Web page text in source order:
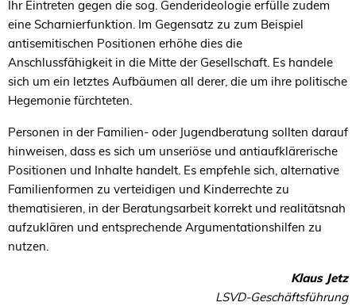
Ihr Eintreten gegen die sog. Genderideologie erfülle zudem
eine Scharnierfunktion. Im Gegensatz zu zum Beispiel
antisemitischen Positionen erhöhe dies die
Anschlussfähigkeit in die Mitte der Gesellschaft. Es handele
sich um ein letztes Aufbäumen all derer, die um ihre politische
Hegemonie fürchteten.
Personen in der Familien- oder Jugendberatung sollten darauf
hinweisen, dass es sich um unseriöse und antiaufklärerische
Positionen und Inhalte handelt. Es empfehle sich, alternative
Familienformen zu verteidigen und Kinderrechte zu
thematisieren, in der Beratungsarbeit korrekt und realitätsnah
aufzuklären und entsprechende Argumentationshilfen zu
nutzen.
Klaus Jetz
LSVD-Geschäftsführung